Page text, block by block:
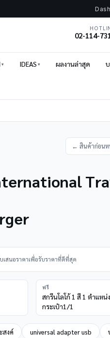
02-114-
IDEAS ผลงานล่าสุด
← สินค้าก่อนห
สนอราคาเพื่อรับราคาที่ดีที่สุด
ฟรี
สกรีนโลโก้ 1 สี 1 ตำแหน่
กระเป๋า1/1
สงค์ universal adapter usb